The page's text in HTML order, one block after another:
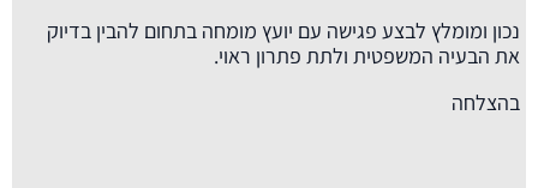
נכון ומומלץ לבצע פגישה עם יועץ מומחה בתחום להבין בדיוק
את הבעיה המשפטית ולתת פתרון ראוי.
בהצלחה